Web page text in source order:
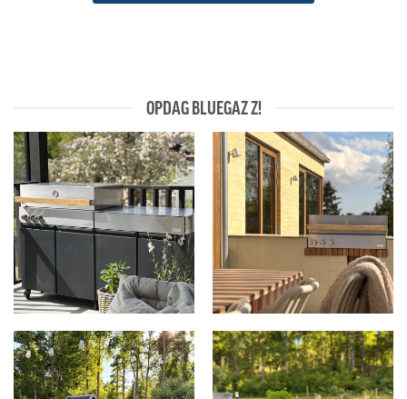
OPDAG BLUEGAZ Z!